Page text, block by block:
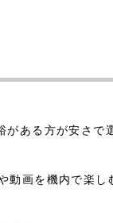
ある方が安さで
動画を機内で楽し